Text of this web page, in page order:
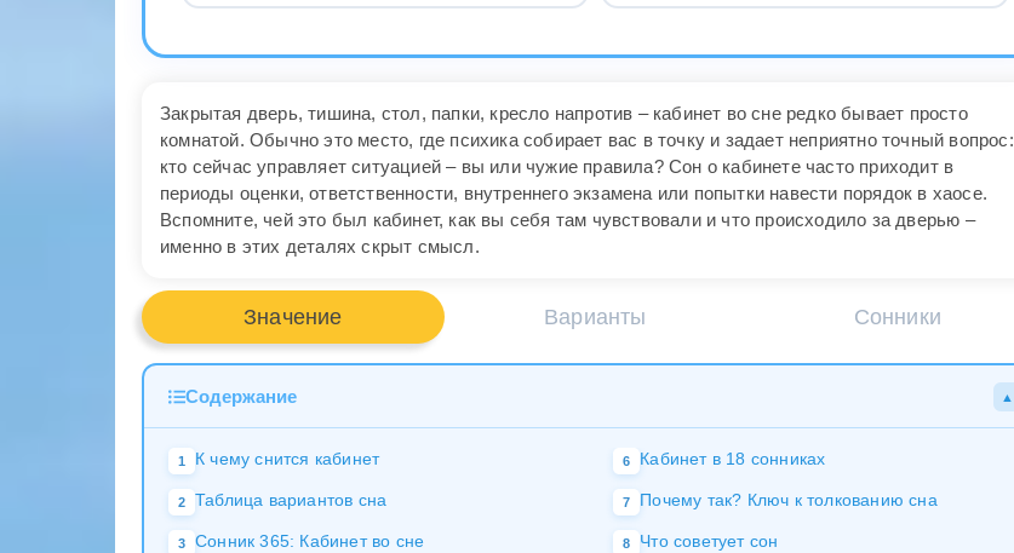
Закрытая дверь, тишина, стол, папки, кресло напротив – кабинет во сне редко бывает просто
комнатой. Обычно это место, где психика собирает вас в точку и задает неприятно точный вопрос:
кто сейчас управляет ситуацией – вы или чужие правила? Сон о кабинете часто приходит в
периоды оценки, ответственности, внутреннего экзамена или попытки навести порядок в хаосе.
Вспомните, чей это был кабинет, как вы себя там чувствовали и что происходило за дверью –
именно в этих деталях скрыт смысл.
Значение Варианты Сонники
Содержание ▲
1 К чему снится кабинет
2 Таблица вариантов сна
3 Сонник 365: Кабинет во сне
6 Кабинет в 18 сонниках
7 Почему так? Ключ к толкованию сна
8 Что советует сон